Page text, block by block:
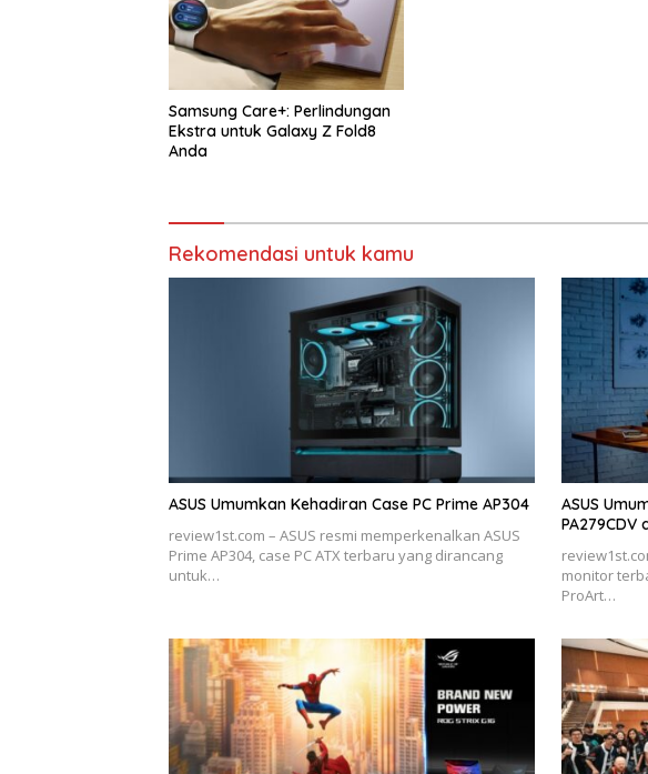
Samsung Care+: Perlindungan
Ekstra untuk Galaxy Z Fold8
Anda
Rekomendasi untuk kamu
ASUS Umumkan Kehadiran Case PC Prime AP304
review1st.com – ASUS resmi memperkenalkan ASUS
Prime AP304, case PC ATX terbaru yang dirancang
untuk…
ASUS
PA279CDV
monitor
ProArt…